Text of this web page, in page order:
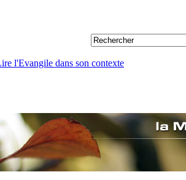
l'Evangile dans son contexte